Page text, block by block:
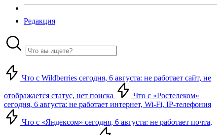
Редакция
Что с Wildberries сегодня, 6 августа: не работает сайт, не
отображается статус, нет поиска
Что с «Ростелеком»
сегодня, 6 августа: не работает интернет, Wi-Fi, IP-телефония
Что с «Яндексом» сегодня, 6 августа: не работает почта,